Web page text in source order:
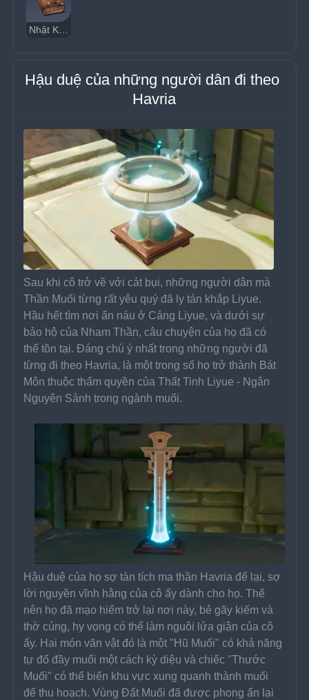
Nhật Ký Nhà Mạo Hiểm Roald
Hậu duệ của những người dân đi theo
Havria
Sau khi cô trở về với cát bụi, những người dân mà
Thần Muối từng rất yêu quý đã ly tán khắp Liyue.
Hầu hết tìm nơi ẩn náu ở Cảng Liyue, và dưới sự
bảo hộ của Nham Thần, câu chuyện của họ đã có
thể tồn tại. Đáng chú ý nhất trong những người đã
từng đi theo Havria, là một trong số họ trở thành Bát
Môn thuộc thẩm quyền của Thất Tinh Liyue - Ngân
Nguyên Sảnh trong ngành muối.
Hậu duệ của họ sợ tàn tích ma thần Havria để lại, sợ
lời nguyền vĩnh hằng của cô ấy dành cho họ. Thế
nên họ đã mạo hiểm trở lại nơi này, bẻ gãy kiếm và
thờ cúng, hy vọng có thể làm nguôi lửa giận của cô
ấy. Hai món văn vật đó là một "Hũ Muối" có khả năng
tự đổ đầy muối một cách kỳ diệu và chiếc "Thước
Muối" có thể biến khu vực xung quanh thành muối
để thu hoạch. Vùng Đất Muối đã được phong ấn lại